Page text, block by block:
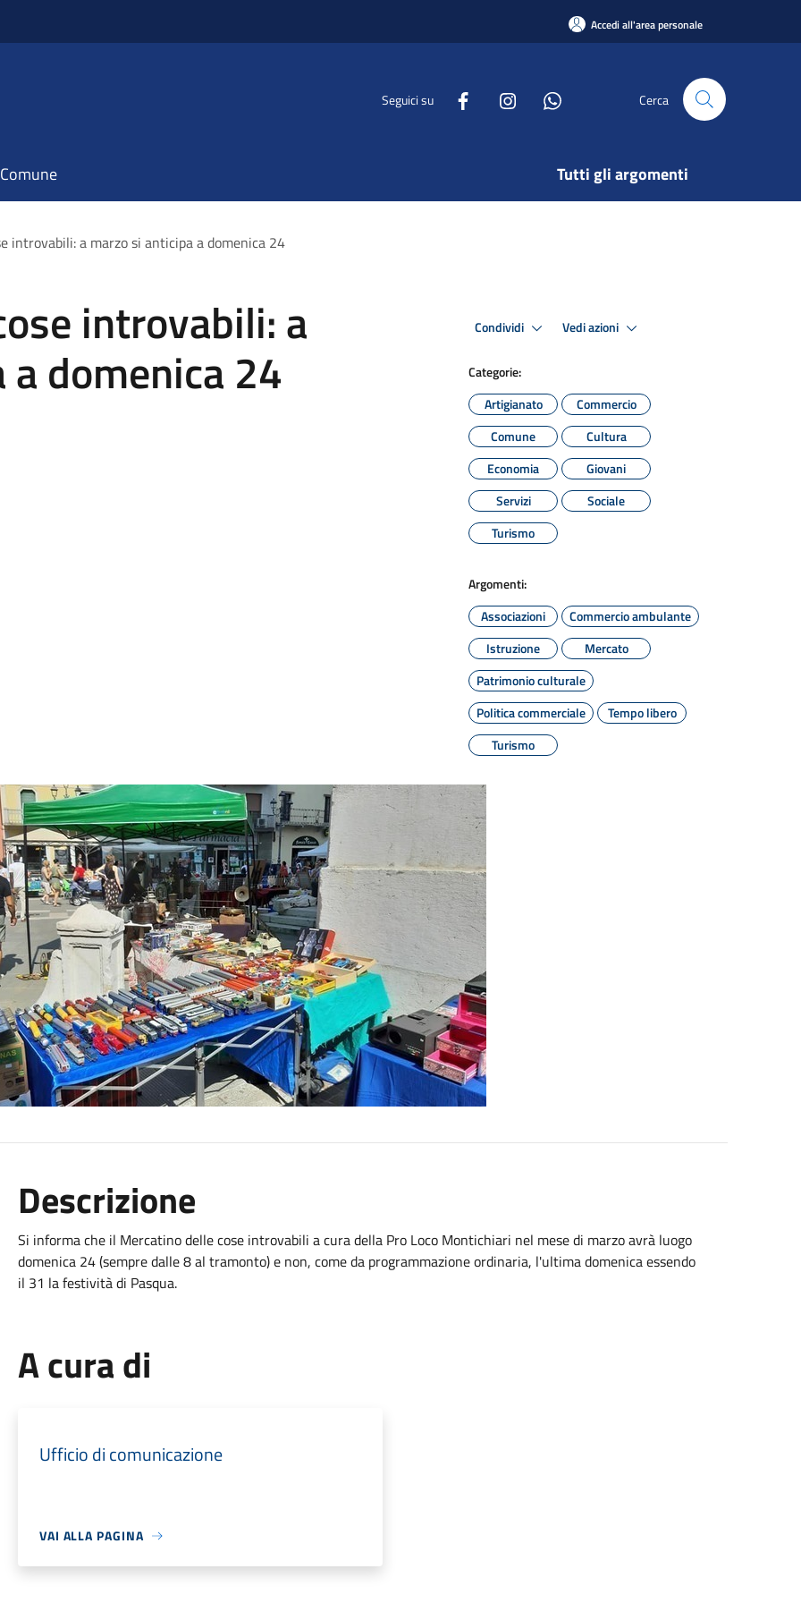
Accedi all'area personale
Seguici su Cerca
Tutti gli argomenti
introvabili: a marzo si anticipa a domenica 24
introvabili: a
domenica 24
Condividi Vedi azioni
Categorie:
Artigianato
Commercio
Comune
Cultura
Economia
Giovani
Servizi
Sociale
Turismo
Argomenti:
Associazioni
Commercio ambulante
Istruzione
Mercato
Patrimonio culturale
Politica commerciale
Tempo libero
Turismo
Descrizione
Si informa che il Mercatino delle cose introvabili a cura della Pro Loco Montichiari nel mese di marzo avrà luogo
domenica 24 (sempre dalle 8 al tramonto) e non, come da programmazione ordinaria, l'ultima domenica essendo
il 31 la festività di Pasqua.
A cura di
Ufficio di comunicazione
VAI ALLA PAGINA